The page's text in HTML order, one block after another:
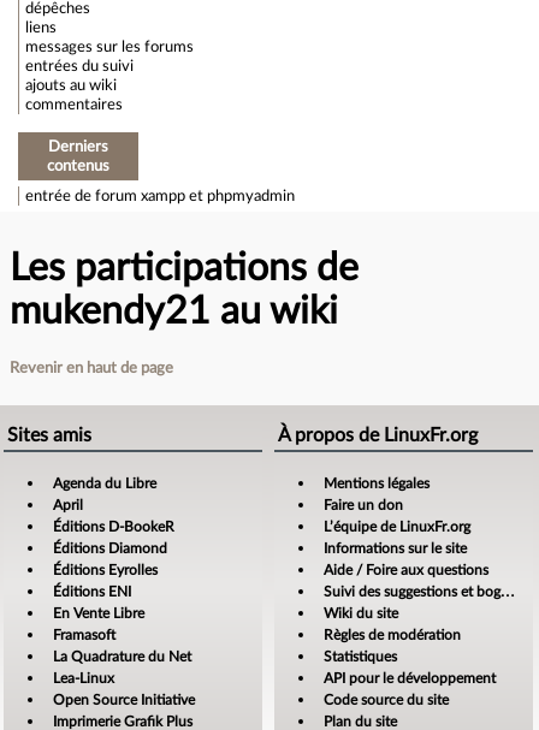
dépêches
liens
messages sur les forums
entrées du suivi
ajouts au wiki
commentaires
Derniers
contenus
entrée de forum xampp et phpmyadmin
Les participations de
mukendy21 au wiki
Revenir en haut de page
Sites amis
Agenda du Libre
April
Éditions D-BookeR
Éditions Diamond
Éditions Eyrolles
Éditions ENI
En Vente Libre
Framasoft
La Quadrature du Net
Lea-Linux
Open Source Initiative
Imprimerie Grafik Plus
À propos de LinuxFr.org
Mentions légales
Faire un don
L’équipe de LinuxFr.org
Informations sur le site
Aide / Foire aux questions
Suivi des suggestions et bogues
Wiki du site
Règles de modération
Statistiques
API pour le développement
Code source du site
Plan du site